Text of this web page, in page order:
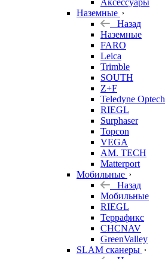
Аксессуары
Наземные
Назад
Наземные
FARO
Leica
Trimble
SOUTH
Z+F
Teledyne Optech
RIEGL
Surphaser
Topcon
VEGA
AM. TECH
Matterport
Мобильные
Назад
Мобильные
RIEGL
Террафикс
CHCNAV
GreenValley
SLAM сканеры